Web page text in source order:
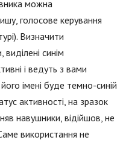
можна
голосове керування
Визначити
синім
і ведуть з вами
імені буде темно-синій
активності, на зразок
навушники, відійшов, не
використання не